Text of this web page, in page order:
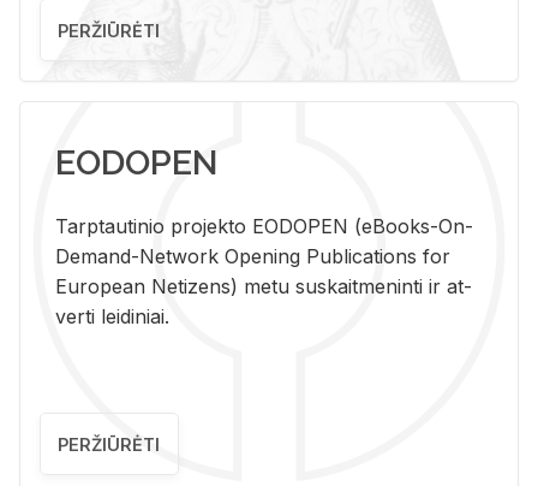
PERŽIŪRĖTI
EODOPEN
Tarp­tau­ti­nio pro­jek­to EO­DO­PEN (eBo­oks-On-
De­mand-Ne­twork Ope­ning Pub­li­ca­tions for
Eu­ro­pe­an Ne­ti­zens) metu su­skait­me­nin­ti ir at­
ver­ti lei­di­niai.
PERŽIŪRĖTI